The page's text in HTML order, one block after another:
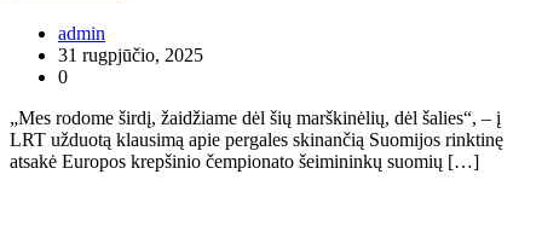
admin
31 rugpjūčio, 2025
0
„Mes rodome širdį, žaidžiame dėl šių marškinėlių, dėl šalies“, – į
LRT užduotą klausimą apie pergales skinančią Suomijos rinktinę
atsakė Europos krepšinio čempionato šeimininkų suomių […]